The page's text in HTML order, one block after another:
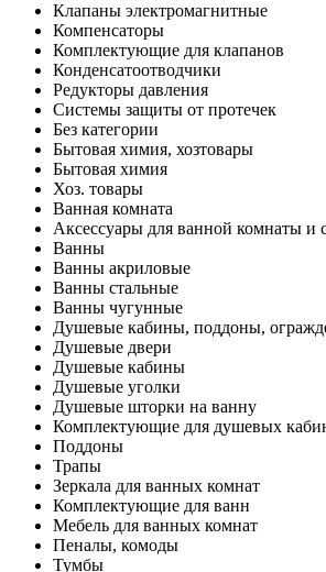
Клапаны электромагнитные
Компенсаторы
Комплектующие для клапанов
Конденсатоотводчики
Редукторы давления
Системы защиты от протечек
Без категории
Бытовая химия, хозтовары
Бытовая химия
Хоз. товары
Ванная комната
Аксессуары для ванной комнаты и
Ванны
Ванны акриловые
Ванны стальные
Ванны чугунные
Душевые кабины, поддоны,
Душевые двери
Душевые кабины
Душевые уголки
Душевые шторки на ванну
Комплектующие для душевых
Поддоны
Трапы
Зеркала для ванных комнат
Комплектующие для ванн
Мебель для ванных комнат
Пеналы, комоды
Тумбы